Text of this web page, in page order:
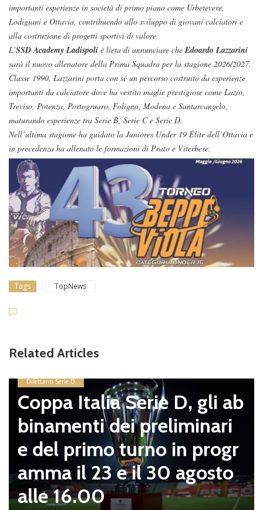
importanti esperienze in società di primo piano come Urbetevere,
Lodigiani e Ottavia, contribuendo allo sviluppo di giovani calciatori e
alla costruzione di progetti sportivi di valore.
L’SSD Academy Ladispoli è lieta di annunciare cheEdoardo Lazzarini
sarà il nuovo allenatore della Prima Squadra per la stagione 2026/2027.
Classe 1990, Lazzarini porta con sé un percorso costruito da esperienze
importanti da calciatore dove ha vestito maglie prestigiose come Lazio,
Treviso, Potenza, Portogruaro, Foligno, Modena e Santarcangelo,
maturando esperienze tra Serie B, Serie C e Serie D.
Nell’ultima stagione ha guidato la Juniores Under 19 Élite dell’Ottavia e
in precedenza ha allenato le formazioni di Prato e Viterbese.
Tags TopNews
Related Articles
Dilettanti Serie D
Coppa Italia Serie D, gli ab
binamenti dei preliminari
e del primo turno in progr
amma il 23 e il 30 agosto
alle 16.00